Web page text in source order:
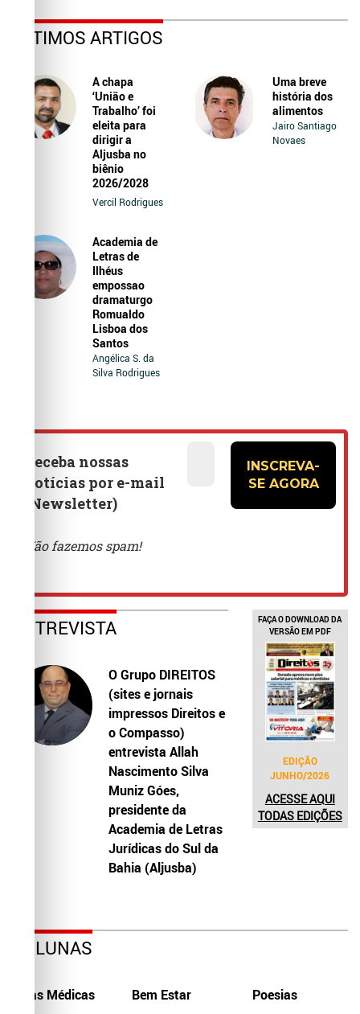
ÚLTIMOS ARTIGOS
A chapa
‘União e
Trabalho’ foi
eleita para
dirigir a
Aljusba no
biênio
2026/2028
Vercil Rodrigues
Uma breve
história dos
alimentos
Jairo Santiago
Novaes
Academia de
Letras de
Ilhéus
empossao
dramaturgo
Romualdo
Lisboa dos
Santos
Angélica S. da
Silva Rodrigues
ENTREVISTA
O Grupo DIREITOS
(sites e jornais
impressos Direitos e
o Compasso)
entrevista Allah
Nascimento Silva
Muniz Góes,
presidente da
Academia de Letras
Jurídicas do Sul da
Bahia (Aljusba)
FAÇA O DOWNLOAD DA
VERSÃO EM PDF
EDIÇÃO
JUNHO/2026
ACESSE AQUI
TODAS EDIÇÕES
COLUNAS
Dicas Médicas Bem Estar Poesias